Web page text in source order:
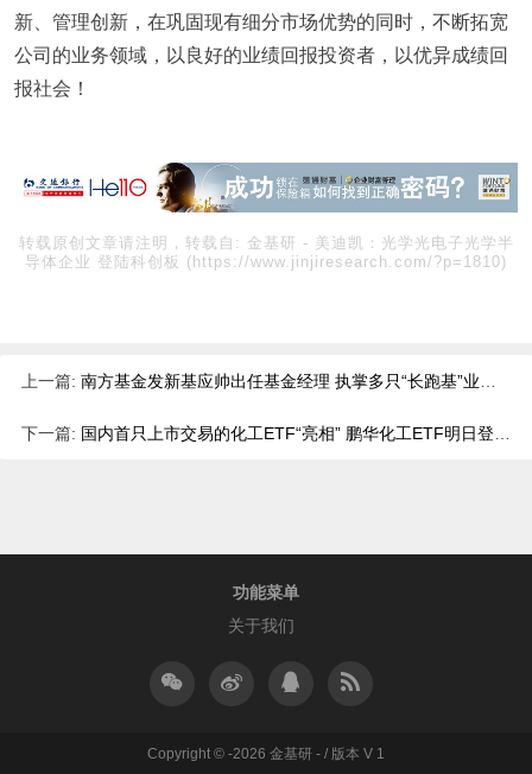
新、管理创新，在巩固现有细分市场优势的同时，不断拓宽
公司的业务领域，以良好的业绩回报投资者，以优异成绩回
报社会！
转载原创文章请注明，转载自: 金基研 - 美迪凯：光学光电子光学半
导体企业 登陆科创板 (https://www.jinjiresearch.com/?p=1810)
上一篇: 南方基金发新基应帅出任基金经理 执掌多只“长跑基”业绩亮眼
下一篇: 国内首只上市交易的化工ETF“亮相” 鹏华化工ETF明日登陆深交所
功能菜单
关于我们
Copyright © -2026 金基研 - / 版本 V 1